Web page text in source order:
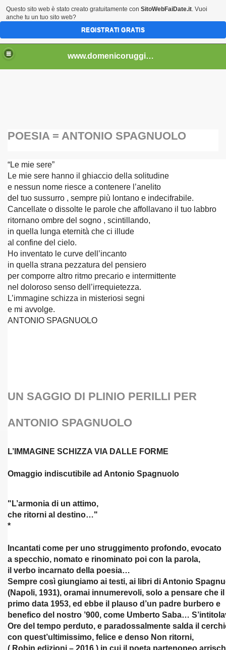
..................................
www.domenicoruggiero.it.gg
POESIA = ANTONIO SPAGNUOLO
“Le mie sere”
Le mie sere hanno il ghiaccio della solitudine
e nessun nome riesce a contenere l’anelito
del tuo sussurro , sempre più lontano e indecifrabile.
Cancellate o dissolte le parole che affollavano il tuo labbro
ritornano ombre del sogno , scintillando,
in quella lunga eternità che ci illude
al confine del cielo.
Ho inventato le curve dell’incanto
in quella strana pezzatura del pensiero
per comporre altro ritmo precario e intermittente
nel doloroso senso dell’irrequietezza.
L’immagine schizza in misteriosi segni
e mi avvolge.
ANTONIO SPAGNUOLO
UN SAGGIO DI PLINIO PERILLI PER
ANTONIO SPAGNUOLO
L’IMMAGINE SCHIZZA VIA DALLE FORME
Omaggio indiscutibile ad Antonio Spagnuolo
"L’armonia di un attimo,
che ritorni al destino…"
*
Incantati come per uno struggimento profondo, evocato
a specchio, nomato e rinominato poi con la parola,
il verbo incarnato della poesia…
Sempre così giungiamo ai testi, ai libri di Antonio
(Napoli, 1931), oramai innumerevoli, solo a pensare che il
primo data 1953, ed ebbe il plauso d’un padre burbero e
benefico del nostro ’900, come Umberto Saba…
Ore del tempo perduto, e paradossalmente salda il
con quest’ultimissimo, felice e denso Non ritorni,
( Robin edizioni – 2016 ) in cui il poeta partenopeo
e non) - 4
MEDIOEVO (F. Squeo - 13-10-2013)
17-6-2016
- ROMA
DELL'OLIO
FRAGOLE 2017
Questo sito web è stato creato gratuitamente con SitoWebFaiDate.it. Vuoi
anche tu un tuo sito web?
REGISTRATI GRATIS